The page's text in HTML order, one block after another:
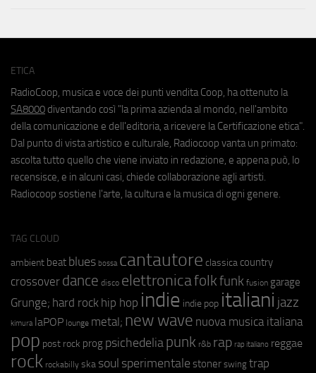
ETICA
RadioCoop, musica e voce dei punti vendita Coop, ha ottenuto la
SA8000 diventando così "la prima azienda al mondo, nell'ambito
della comunicazione e dell'editoria, a ricevere la Certificazione etica".
Dal punto di vista artistico e culturale, Radiocoop vanta un primato:
ascolta tutto quello che viene inviato in redazione, e appena può, lo
recensisce, e in alcuni casi, chiede collaborazione agli artisti.
Radiocoop sostiene l'arte, la cultura e la musica di ogni genere.
TAG CLOUD
ambient beat blues bossa cantautore classica country
crossover dance disco elettronicafolkfunk fusion garage
Grunge; hard rock hip hop indie indie pop italiani jazz
kimura laPOP lounge metal; new wave nuova musica italiana
pop post rock prog psichedeliapunk r&b rap rap italiano reggae
rock rockabilly ska soul sperimentale stoner swing trap